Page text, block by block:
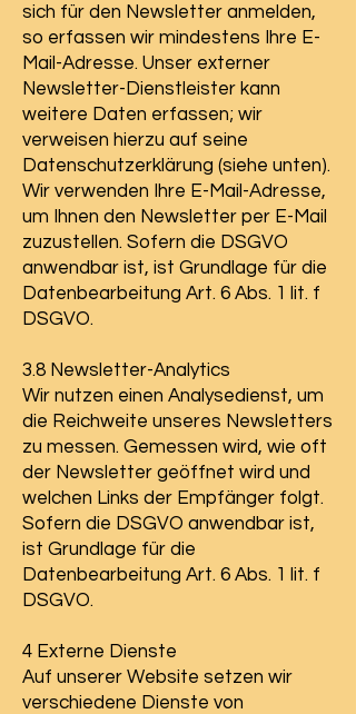
sich für den Newsletter anmelden,
so erfassen wir mindestens Ihre E-
Mail-Adresse. Unser externer
Newsletter-Dienstleister kann
weitere Daten erfassen; wir
verweisen hierzu auf seine
Datenschutzerklärung (siehe unten).
Wir verwenden Ihre E-Mail-Adresse,
um Ihnen den Newsletter per E-Mail
zuzustellen. Sofern die DSGVO
anwendbar ist, ist Grundlage für die
Datenbearbeitung Art. 6 Abs. 1 lit. f
DSGVO.
3.8 Newsletter-Analytics
Wir nutzen einen Analysedienst, um
die Reichweite unseres Newsletters
zu messen. Gemessen wird, wie oft
der Newsletter geöffnet wird und
welchen Links der Empfänger folgt.
Sofern die DSGVO anwendbar ist,
ist Grundlage für die
Datenbearbeitung Art. 6 Abs. 1 lit. f
DSGVO.
4 Externe Dienste
Auf unserer Website setzen wir
verschiedene Dienste von